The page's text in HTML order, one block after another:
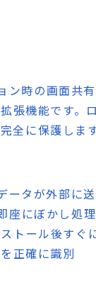
時の画面共
張機能です。
全に保護します
ータが外部に
座にぼかし処
トール後すぐ
正確に識別